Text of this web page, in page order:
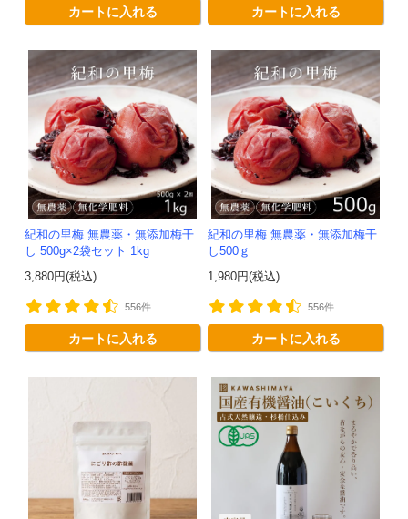
カートに入れる カートに入れる
紀和の里梅 無農薬・無添加梅干
し 500g×2袋セット 1kg
3,880円(税込)
556件
カートに入れる
紀和の里梅 無農薬・無添加梅干
し500ｇ
1,980円(税込)
556件
カートに入れる